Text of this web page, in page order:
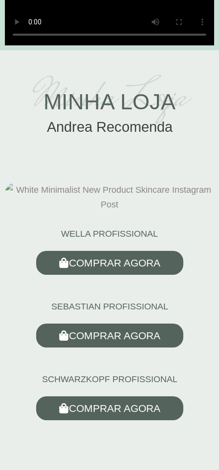
Minha Loja
MINHA LOJA
Andrea Recomenda
WELLA PROFISSIONAL
COMPRAR AGORA
SEBASTIAN PROFISSIONAL
COMPRAR AGORA
SCHWARZKOPF PROFISSIONAL
COMPRAR AGORA